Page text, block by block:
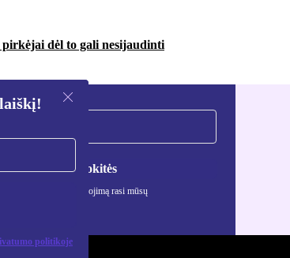
dėl to gali nesijaudinti
politikoje
Registruokitės
asmens duomenų naudojimą rasi mūsų